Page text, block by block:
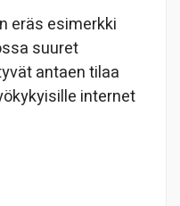
eräs esimerkki
suuret
antaen tilaa
internet